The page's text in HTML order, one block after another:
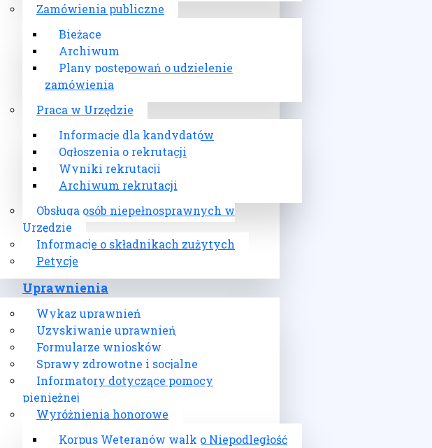
Zamówienia publiczne
Bieżące
Archiwum
Plany postępowań o udzielenie
zamówienia
Praca w Urzędzie
Informacje dla kandydatów
Ogłoszenia o rekrutacji
Wyniki rekrutacji
Archiwum rekrutacji
Obsługa osób niepełnosprawnych w
Urzędzie
Informacje o składnikach zużytych
Petycje
Uprawnienia
Wykaz uprawnień
Uzyskiwanie uprawnień
Formularze wniosków
Sprawy zdrowotne i socjalne
Informatory dotyczące pomocy
pieniężnej
Wyróżnienia honorowe
Korpus Weteranów walk o Niepodległość